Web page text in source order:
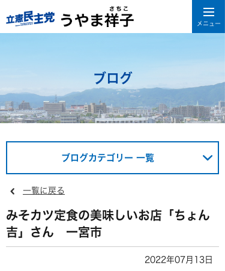
ブログ
ブログカテゴリー 一覧
一覧に戻る
みそカツ定食の美味しいお店「ちょん
吉」さん 一宮市
2022年07月13日